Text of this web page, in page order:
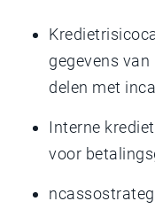
gegevens
delen met
Interne
voor